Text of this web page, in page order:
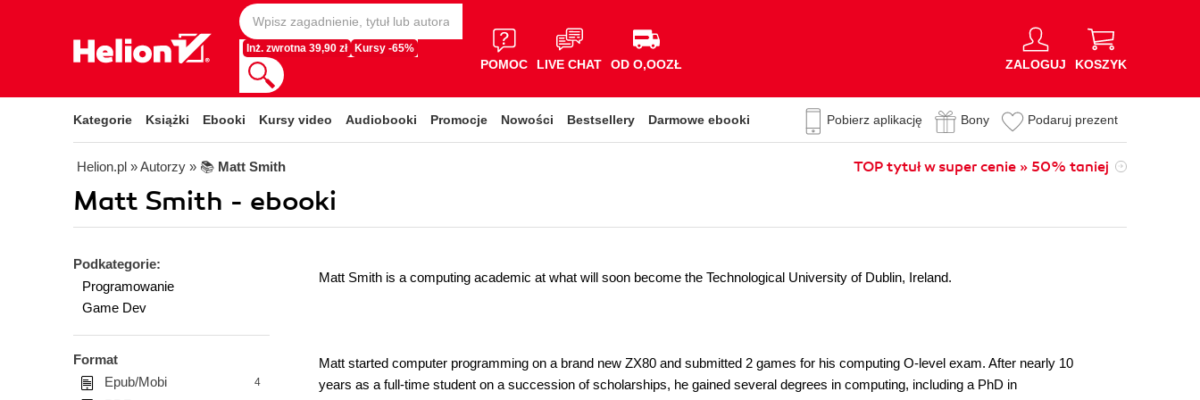
Inż. zwrotna 39,90 zł Kursy -65%
POMOC LIVE CHAT OD O,OOZŁ ZALOGUJ KOSZYK
Kategorie Książki Ebooki Kursy video Audiobooki Promocje Nowości Bestsellery Darmowe ebooki Pobierz aplikację Bony Podaruj prezent
Helion.pl » Autorzy » 📚 Matt Smith TOP tytuł w super cenie » 50% taniej
Matt Smith - ebooki
Podkategorie:
Programowanie
Game Dev
Format
Epub/Mobi
4
Matt Smith is a computing academic at what will soon become the Technological University of Dublin, Ireland.
Matt started computer programming on a brand new ZX80 and submitted 2 games for his computing O-level exam. After nearly 10
years as a full-time student on a succession of scholarships, he gained several degrees in computing, including a PhD in